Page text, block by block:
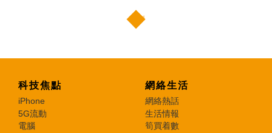
科技焦點
iPhone
5G流動
電腦
網絡生活
網絡熱話
生活情報
筍買着數